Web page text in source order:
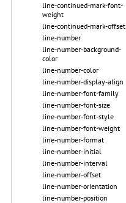
line-continued-mark-font-
weight
line-continued-mark-offset
line-number
line-number-background-
color
line-number-color
line-number-display-align
line-number-font-family
line-number-font-size
line-number-font-style
line-number-font-weight
line-number-format
line-number-initial
line-number-interval
line-number-offset
line-number-orientation
line-number-position